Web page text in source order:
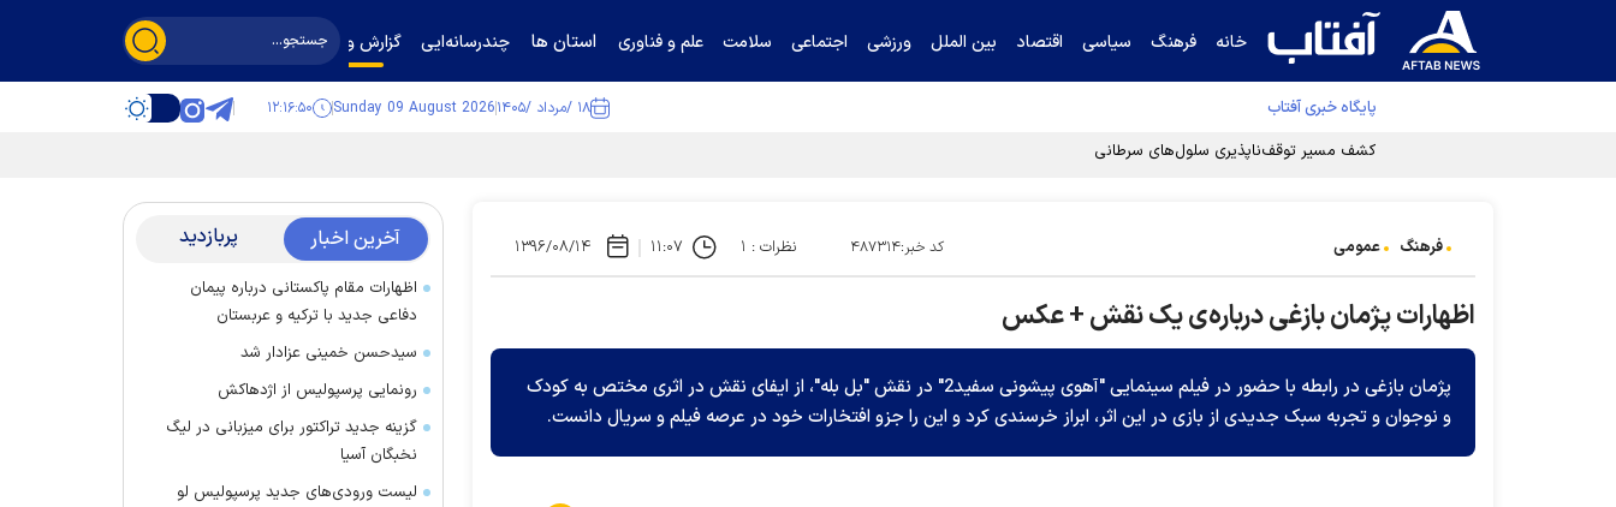
خانه فرهنگ سیاسی اقتصاد بین الملل ورزشی اجتماعی سلامت علم و فناوری استان ها چندرسانه‌ایی گزارش و گفت‌وگو
پایگاه خبری آفتاب ۱۸ /مرداد /۱۴۰۵ Sunday 09 August 2026 ۱۲:۱۶:۵۱
فرهنگ عمومی کد خبر:۴۸۷۳۱۴ نظرات : ۱ ۱۱:۰۷ ۱۳۹۶/۰۸/۱۴
اظهارات پژمان بازغی درباره‌ی یک نقش + عکس
پژمان بازغی در رابطه با حضور در فیلم سینمایی "آهوی پیشونی سفید2" در نقش "بل بله"، از ایفای نقش در اثری مختص به کودک
و نوجوان و تجربه سبک جدیدی از بازی در این اثر، ابراز خرسندی کرد و این را جزو افتخارات خود در عرصه فیلم و سریال دانست.
آخرین اخبار پربازدید
اظهارات مقام پاکستانی درباره پیمان
دفاعی جدید با ترکیه و عربستان
سیدحسن خمینی عزادار شد
رونمایی پرسپولیس از اژدهاکش
گزینه جدید تراکتور برای میزبانی در لیگ
نخبگان آسیا
لیست ورودی‌های جدید پرسپولیس لو